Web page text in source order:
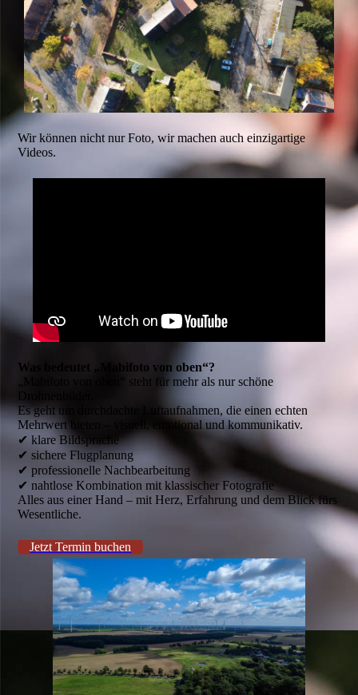
Wir können nicht nur Foto, wir machen auch einzigartige
Videos.
Was bedeutet „Mabifoto von oben“?
„Mabifoto von oben“ steht für mehr als nur schöne
Es geht um durchdachte Luftaufnahmen, die einen echten
Mehrwert bieten – visuell, emotional und kommunikativ.
✔ klare Bildsprache
✔ sichere Flugplanung
✔ professionelle Nachbearbeitung
✔ nahtlose Kombination mit klassischer Fotografie
Alles aus einer Hand – mit Herz, Erfahrung und dem Blick fürs
Wesentliche.
Jetzt Termin buchen